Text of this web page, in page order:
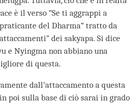
è il verso “Se ti aggrappi a
del Dharma” tratto da
dei sakyapa. Si dice
e Nyingma non abbiano una
di questa.
dall’attaccamento a questa
poi sulla base di ciò sarai in grado